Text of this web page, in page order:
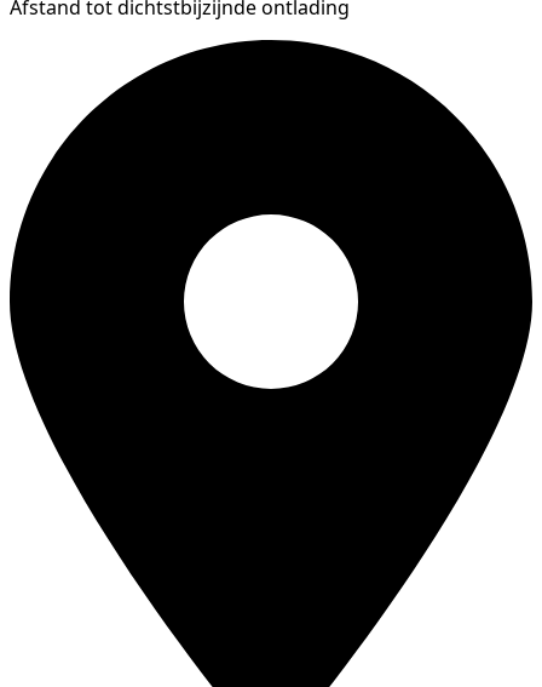
Afstand tot dichtstbijzijnde ontlading